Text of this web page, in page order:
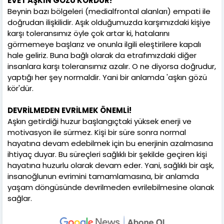
Beynin bazı bölgeleri (medialfrontal alanları) empati ile
doğrudan ilişkilidir. Aşık olduğumuzda karşımızdaki kişiye
karşı toleransımız öyle çok artar ki, hatalarını
görmemeye başlarız ve onunla ilgili eleştirilere kapalı
hale geliriz. Buna bağlı olarak da etrafımızdaki diğer
insanlara karşı toleransımız azalır. O ne diyorsa doğrudur,
yaptığı her şey normaldir. Yani bir anlamda 'aşkın gözü
kör'dür.
DEVRİLMEDEN EVRİLMEK ÖNEMLİ!
Aşkın getirdiği huzur başlangıçtaki yüksek enerji ve
motivasyon ile sürmez. Kişi bir süre sonra normal
hayatına devam edebilmek için bu enerjinin azalmasına
ihtiyaç duyar. Bu süreçleri sağlıklı bir şekilde geçiren kişi
hayatına huzurlu olarak devam eder. Yani, sağlıklı bir aşk,
insanoğlunun evrimini tamamlamasına, bir anlamda
yaşam döngüsünde devrilmeden evrilebilmesine olanak
sağlar.